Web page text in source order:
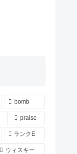
bomb
praise
ランクE
ウィスキー